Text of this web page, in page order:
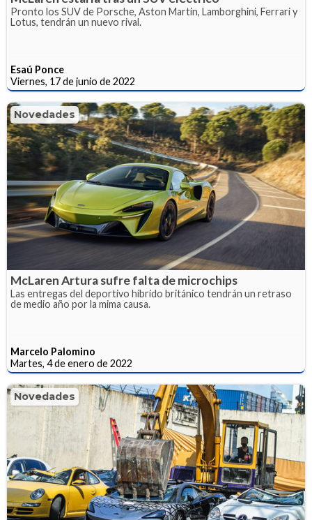
Pronto los SUV de Porsche, Aston Martin, Lamborghini, Ferrari y
Lotus, tendrán un nuevo rival.
Esaú Ponce
Viernes, 17 de junio de 2022
Novedades
McLaren Artura sufre falta de microchips
Las entregas del deportivo híbrido británico tendrán un retraso
de medio año por la mima causa.
Marcelo Palomino
Martes, 4 de enero de 2022
Novedades